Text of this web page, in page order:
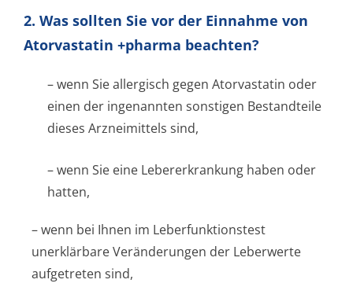
2. Was sollten Sie vor der Einnahme von
Atorvastatin +pharma beachten?
– wenn Sie allergisch gegen Atorvastatin oder
einen der ingenannten sonstigen Bestandteile
dieses Arzneimittels sind,
– wenn Sie eine Lebererkrankung haben oder
hatten,
– wenn bei Ihnen im Leberfunktionstest
unerklärbare Veränderungen der Leberwerte
aufgetreten sind,